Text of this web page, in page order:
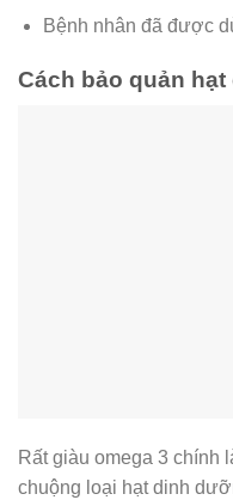
Bệnh nhân đã được
Cách bảo quản
Rất giàu omega 3 chính
chuộng loại hạt dinh